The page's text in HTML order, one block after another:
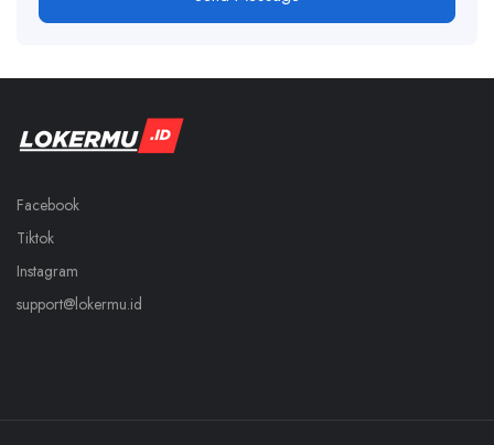
Facebook
Tiktok
Instagram
support@lokermu.id